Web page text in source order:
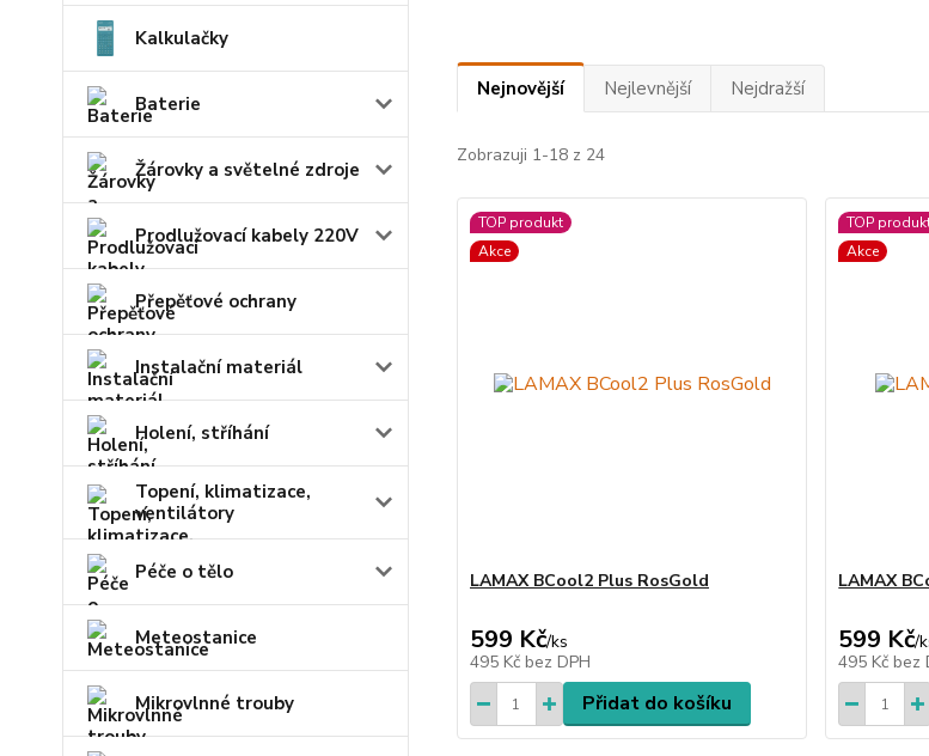
Kalkulačky
Baterie
Žárovky a světelné zdroje
Prodlužovací kabely 220V
Přepěťové ochrany
Instalační materiál
Holení, stříhání
Topení, klimatizace,
ventilátory
Péče o tělo
Meteostanice
Mikrovlnné trouby
Nejnovější Nejlevnější Nejdražší
Zobrazuji 1-18 z 24
TOP produkt
Akce
LAMAX BCool2 Plus RosGold
599 Kč/ks
495 Kč bez DPH
Přidat do košíku
TOP
Akce
LAMAX
599 Kč/
495 Kč bez